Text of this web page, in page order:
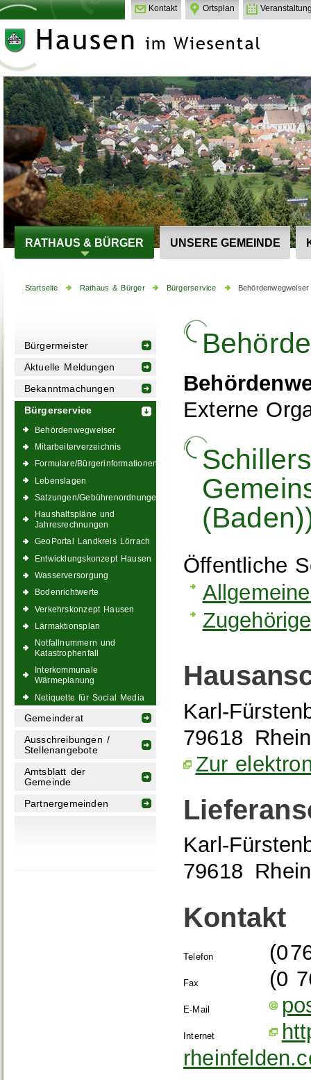
Kontakt Ortsplan
RATHAUS & BÜRGER UNSERE GEMEINDE
Startseite Rathaus & Bürger Bürgerservice
Bürgermeister
Aktuelle Meldungen
Bekanntmachungen
Bürgerservice
Behördenwegweiser
Mitarbeiterverzeichnis
Formulare/Bürgerinformationen
Lebenslagen
Satzungen/Gebührenordnungen
Haushaltspläne und
Jahresrechnungen
GeoPortal Landkreis Lörrach
Entwicklungskonzept Hausen
Wasserversorgung
Bodenrichtwerte
Verkehrskonzept Hausen
Lärmaktionsplan
Notfallnummern und
Katastrophenfall
Interkommunale
Wärmeplanung
Netiquette für Social Media
Gemeinderat
Ausschreibungen /
Stellenangebote
Amtsblatt der
Gemeinde
Partnergemeinden
Externe
Öffentliche
Karl-
79618
Zur
Karl-
79618
Kontakt
Telefon (0
Fax (0
E-Mail
Internet